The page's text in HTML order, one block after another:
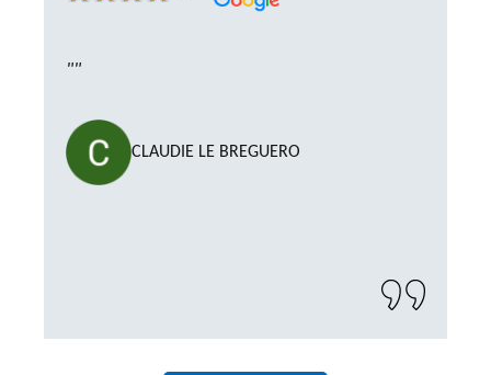
""
CLAUDIE LE BREGUERO